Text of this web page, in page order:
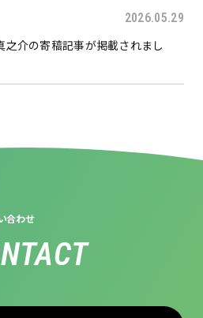
2026.05.29
之介の寄稿記事が掲載されまし
合わせ